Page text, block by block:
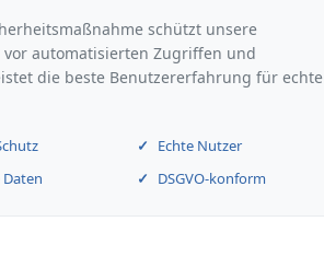
schützt unsere
vor automatisierten Zugriffen und
die beste Benutzererfahrung für echte
Echte Nutzer
Daten
DSGVO-konform